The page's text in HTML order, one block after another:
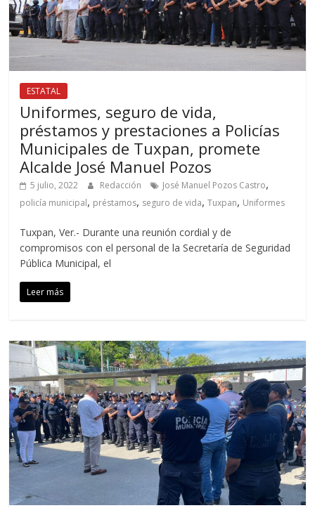
ESTATAL
Uniformes, seguro de vida,
préstamos y prestaciones a Policías
Municipales de Tuxpan, promete
Alcalde José Manuel Pozos
5 julio, 2022 Redacción José Manuel Pozos Castro,
policía municipal, préstamos, seguro de vida,Tuxpan, Uniformes
Tuxpan, Ver.- Durante una reunión cordial y de
compromisos con el personal de la Secretaría de Seguridad
Pública Municipal, el
Leer más